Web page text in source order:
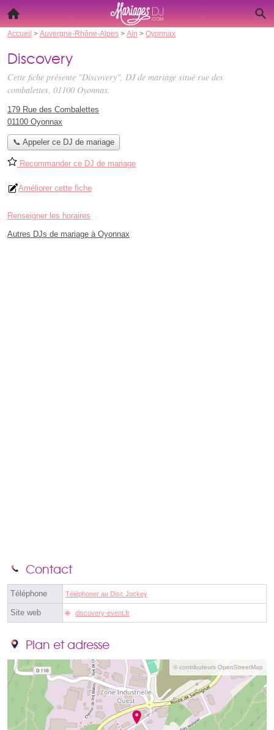
Accueil > Auvergne-Rhône-Alpes > Ain > Oyonnax
Discovery
Cette fiche présente "Discovery", DJ de mariage situé rue des
combalettes, 01100 Oyonnax.
179 Rue des Combalettes
01100 Oyonnax
📞 Appeler ce DJ de mariage
Recommander ce DJ de mariage
Améliorer cette fiche
Renseigner les horaires
Autres DJs de mariage à Oyonnax
Contact
Téléphone Téléphoner au Disc Jockey
Site web discovery-event.fr
Plan et adresse
© contributeurs OpenStreetMap